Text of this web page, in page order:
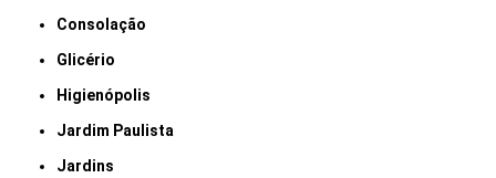
Consolação
Glicério
Higienópolis
Jardim Paulista
Jardins